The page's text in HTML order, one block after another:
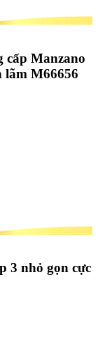
cấp Manzano
lãm M66656
3 nhỏ gọn cực